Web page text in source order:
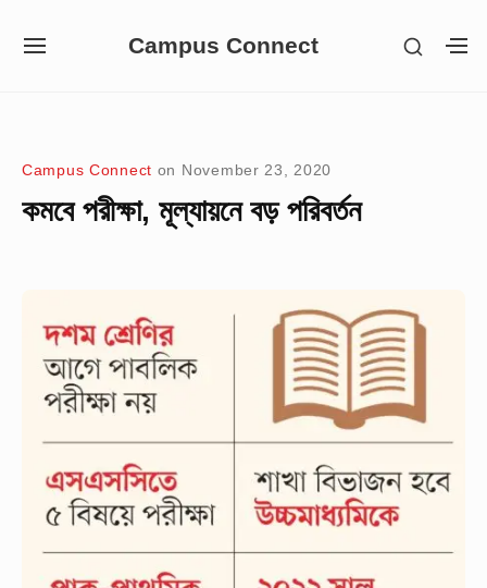
Campus Connect
SITE
SHOW
Campus Connect on November 23, 2020
কমবে পরীক্ষা, মূল্যায়নে বড় পরিবর্তন